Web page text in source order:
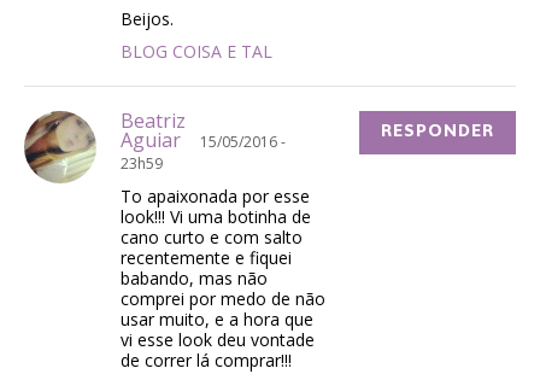
Beijos.
BLOG COISA E TAL
Beatriz
Aguiar
15/05/2016 -
23h59
To apaixonada por esse
look!!! Vi uma botinha de
cano curto e com salto
recentemente e fiquei
babando, mas não
comprei por medo de não
usar muito, e a hora que
vi esse look deu vontade
de correr lá comprar!!!
RESPONDER